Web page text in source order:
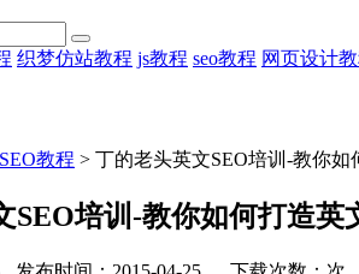
织梦仿站教程 js教程 seo教程 网页设计
SEO教程 > 丁的老头英文SEO培训-教你如
SEO培训-教你如何打造英